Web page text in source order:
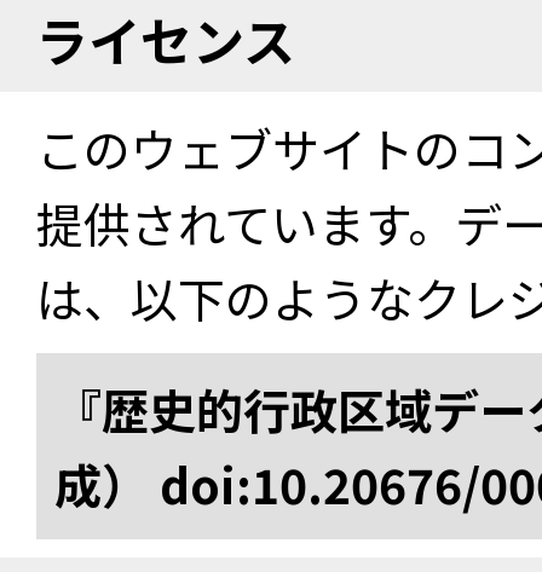
ライセンス
このウェブサイトのコ
提供されています。デ
は、以下のようなクレ
『歴史的行政区域デ
成） doi:10.20676/